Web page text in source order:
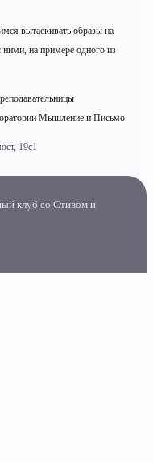
вытаскивать образы на
ними, на примере одного из
Мышление и Письмо.
19c1
клуб со Стивом и